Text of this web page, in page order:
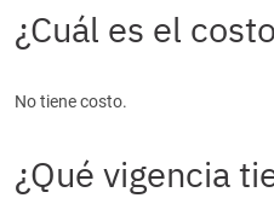
¿Cuál es el
No tiene costo.
¿Qué vigencia